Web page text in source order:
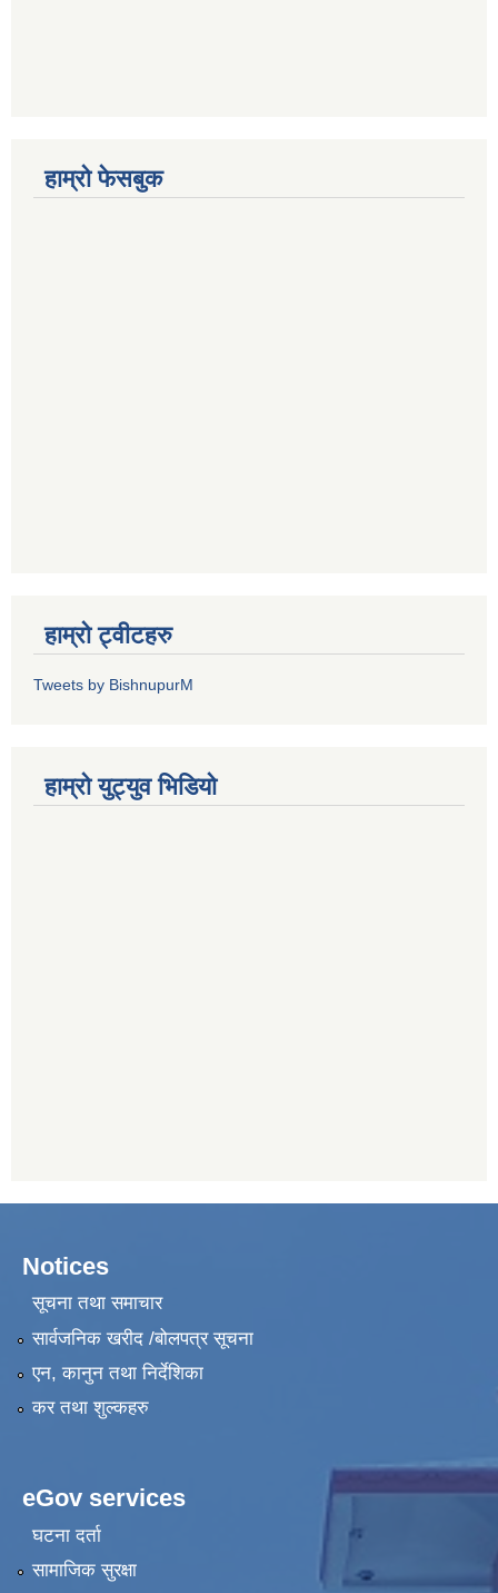
हाम्रो फेसबुक
हाम्रो ट्वीटहरु
Tweets by BishnupurM
हाम्रो युट्युव भिडियो
Notices
सूचना तथा समाचार
सार्वजनिक खरीद /बोलपत्र सूचना
एन, कानुन तथा निर्देशिका
कर तथा शुल्कहरु
eGov services
घटना दर्ता
सामाजिक सुरक्षा